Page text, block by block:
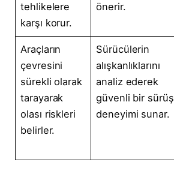
tehlikelere
karşı korur.
önerir.
Araçların
çevresini
sürekli olarak
tarayarak
olası riskleri
belirler.
Sürücülerin
alışkanlıklarını
analiz ederek
güvenli bir sürüş
deneyimi sunar.